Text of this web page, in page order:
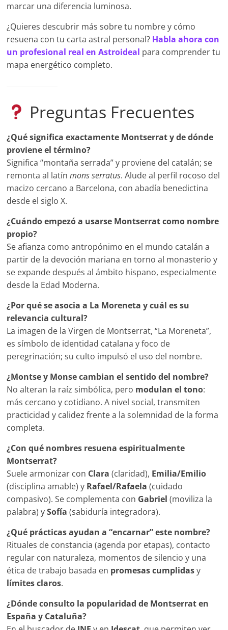
marcar una diferencia luminosa.
¿Quieres descubrir más sobre tu nombre y cómo
resuena con tu carta astral personal? Habla ahora con
un profesional real en Astroideal para comprender tu
mapa energético completo.
Preguntas Frecuentes
¿Qué significa exactamente Montserrat y de dónde
proviene el término?
Significa “montaña serrada” y proviene del catalán; se
remonta al latínmons serratus. Alude al perfil rocoso del
macizo cercano a Barcelona, con abadía benedictina
desde el siglo X.
¿Cuándo empezó a usarse Montserrat como nombre
propio?
Se afianza como antropónimo en el mundo catalán a
partir de la devoción mariana en torno al monasterio y
se expande después al ámbito hispano, especialmente
desde la Edad Moderna.
¿Por qué se asocia a La Moreneta y cuál es su
relevancia cultural?
La imagen de la Virgen de Montserrat, “La Moreneta”,
es símbolo de identidad catalana y foco de
peregrinación; su culto impulsó el uso del nombre.
¿Montse y Monse cambian el sentido del nombre?
No alteran la raíz simbólica, pero modulan el tono:
más cercano y cotidiano. A nivel social, transmiten
practicidad y calidez frente a la solemnidad de la forma
completa.
¿Con qué nombres resuena espiritualmente
Montserrat?
Suele armonizar con Clara (claridad), Emilia/Emilio
(disciplina amable) y Rafael/Rafaela (cuidado
compasivo). Se complementa con Gabriel (moviliza la
palabra) ySofía (sabiduría integradora).
¿Qué prácticas ayudan a “encarnar” este nombre?
Rituales de constancia (agenda por etapas), contacto
regular con naturaleza, momentos de silencio y una
ética de trabajo basada en promesas cumplidasy
límites claros.
¿Dónde consulto la popularidad de Montserrat en
España y Cataluña?